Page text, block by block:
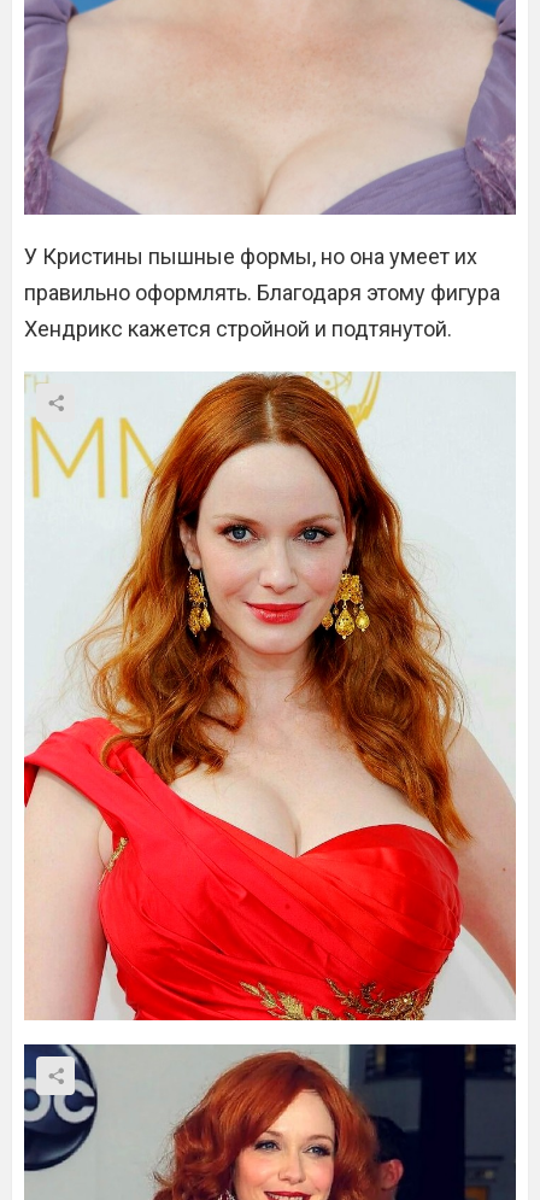
У Кристины пышные формы, но она умеет их
правильно оформлять. Благодаря этому фигура
Хендрикс кажется стройной и подтянутой.